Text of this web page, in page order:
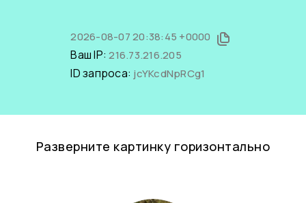
2026-08-07 20:38:45 +0000
Ваш IP:216.73.216.205
ID запроса: jcYKcdNpRCg1
Разверните картинку горизонтально